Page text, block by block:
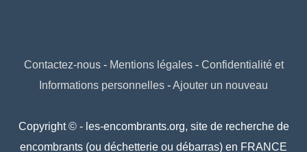
Contactez-nous- Mentions légales- Confidentialité et
Informations personnelles -Ajouter un nouveau
Copyright © - les-encombrants.org, site de recherche de
encombrants (ou déchetterie ou débarras) en FRANCE